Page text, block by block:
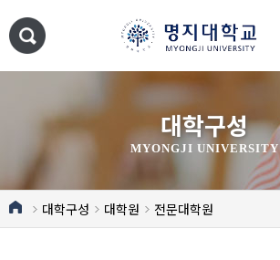
대학구성
MYONGJI UNIVERSITY
대학구성 대학원 전문대학원